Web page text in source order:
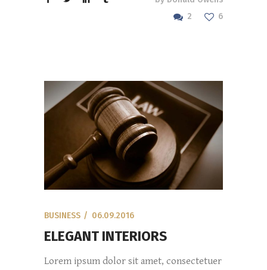
2
6
BUSINESS 06.09.2016
ELEGANT INTERIORS
Lorem ipsum dolor sit amet, consectetuer